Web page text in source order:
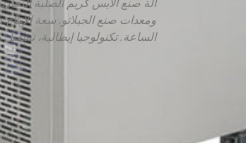
آلة صنع الآيس كريم الصلبة
الساعة. تكنولوجيا إيطالية، تشغيل